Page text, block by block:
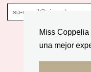
Miss
una mejorCopyright